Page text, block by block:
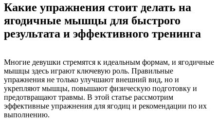
Какие упражнения стоит делать на
ягодичные мышцы для быстрого
результата и эффективного тренинга
Многие девушки стремятся к идеальным формам, и ягодичные
мышцы здесь играют ключевую роль. Правильные
упражнения не только улучшают внешний вид, но и
укрепляют мышцы, повышают физическую подготовку и
предотвращают травмы. В этой статье рассмотрим
эффективные упражнения для ягодиц и рекомендации по их
выполнению.